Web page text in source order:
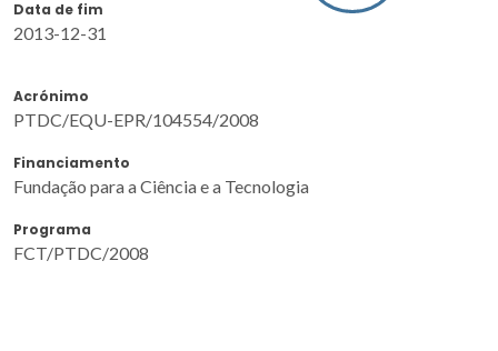
Data de fim
2013-12-31
Acrónimo
PTDC/EQU-EPR/104554/2008
Financiamento
Fundação para a Ciência e a Tecnologia
Programa
FCT/PTDC/2008